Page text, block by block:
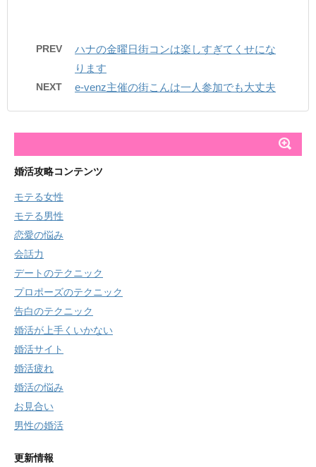
PREV
ハナの金曜日街コンは楽しすぎてくせにな
ります
NEXT e-venz主催の街こんは一人参加でも大丈夫
婚活攻略コンテンツ
モテる女性
モテる男性
恋愛の悩み
会話力
デートのテクニック
プロポーズのテクニック
告白のテクニック
婚活が上手くいかない
婚活サイト
婚活疲れ
婚活の悩み
お見合い
男性の婚活
更新情報